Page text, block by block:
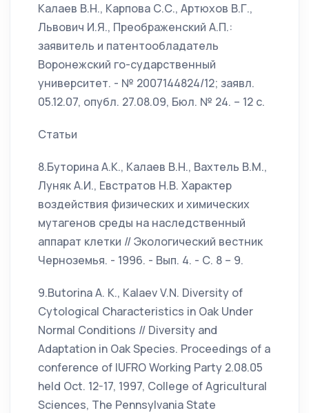
Калаев В.Н., Карпова С.С., Артюхов В.Г.,
Львович И.Я., Преображенский А.П.:
заявитель и патентообладатель
Воронежский го-сударственный
университет. - № 2007144824/12; заявл.
05.12.07, опубл. 27.08.09, Бюл. № 24. – 12 с.
Статьи
8.Буторина А.К., Калаев В.Н., Вахтель В.М.,
Луняк А.И., Евстратов Н.В. Характер
воздействия физических и химических
мутагенов среды на наследственный
аппарат клетки // Экологический вестник
Черноземья. - 1996. - Вып. 4. - С. 8 – 9.
9.Butorina A. K., Kalaev V.N. Diversity of
Cytological Characteristics in Oak Under
Normal Conditions // Diversity and
Adaptation in Oak Species. Proceedings of a
conference of IUFRO Working Party 2.08.05
held Oct. 12-17, 1997, College of Agricultural
Sciences, The Pennsylvania State